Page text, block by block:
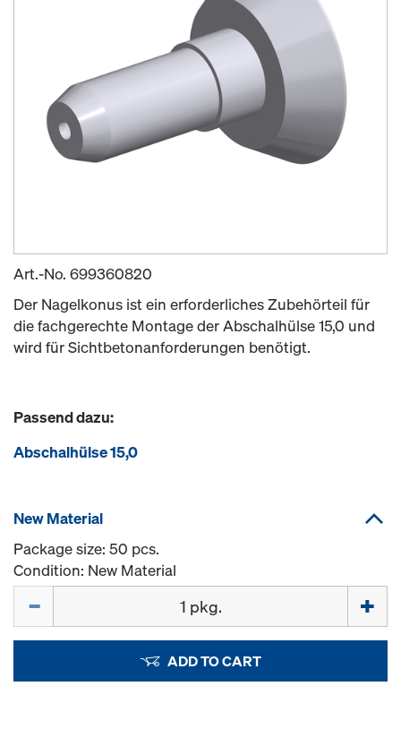
Art.-No. 699360820
Der Nagelkonus ist ein erforderliches Zubehörteil für
die fachgerechte Montage der Abschalhülse 15,0 und
wird für Sichtbetonanforderungen benötigt.
Passend dazu:
Abschalhülse 15,0
New Material
Package size: 50 pcs.
Condition: New Material
ADD TO CART